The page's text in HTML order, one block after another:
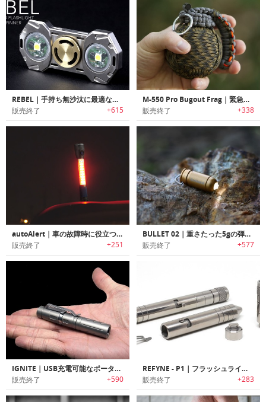
REBEL｜手持ち無沙汰に最適なハンドスピナー搭載フラッシュライト「レベル」
販売終了 +615
M-550 Pro Bugout Frag｜緊急時に必要なアイテム満載の手榴弾デザインサバイバルキット
販売終了 +338
autoAlert｜車の故障時に役立つエマージェンシーライト搭載LEDフラッシュライト「オートアラート」
販売終了 +251
BULLET 02｜重さたった5gの弾丸デザインフラッシュライト「ブレット02」
販売終了 +577
IGNITE｜USB充電可能なポータブル高輝度LEDフラッシュライト「イグナイト」
販売終了 +590
REFYNE - P1｜フラッシュライト付きモジュール式チタンペン「リファインピーワン」
販売終了 +283